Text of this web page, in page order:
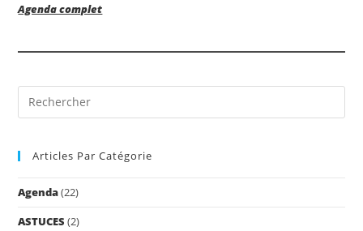
Agenda complet
Articles Par Catégorie
Agenda(22)
ASTUCES (2)